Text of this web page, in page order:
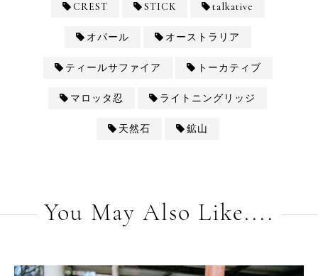
CREST STICK talkative
オパール オーストラリア
ティールサファイア トーカティブ
マロッタ忍 ライトニングリッジ
天然石 鉱山
You May Also Like....